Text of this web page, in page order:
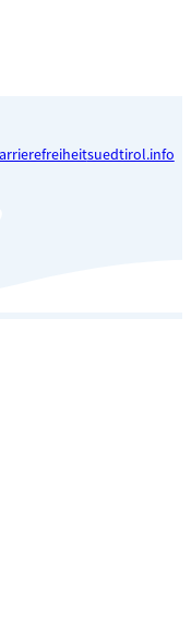
suedtirol.info